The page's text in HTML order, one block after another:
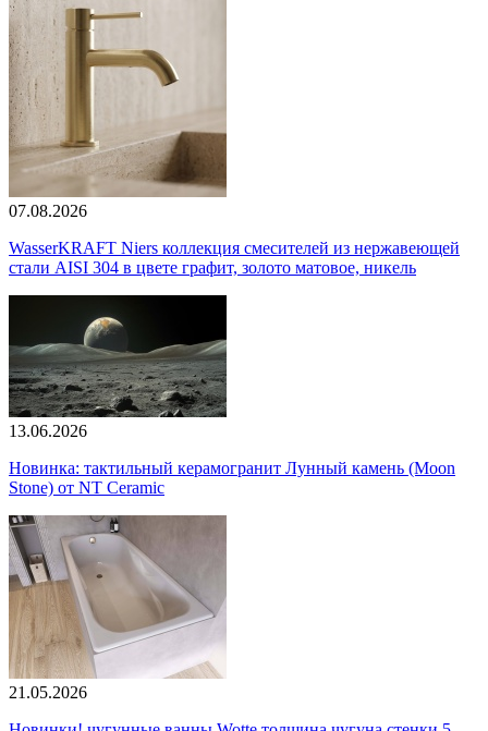
07.08.2026
WasserKRAFT Niers коллекция смесителей из нержавеющей
стали AISI 304 в цвете графит, золото матовое, никель
13.06.2026
Новинка: тактильный керамогранит Лунный камень (Moon
Stone) от NT Ceramic
21.05.2026